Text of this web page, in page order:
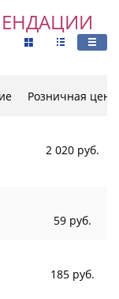
Розничная цена
2 020 руб.
59 руб.
185 руб.